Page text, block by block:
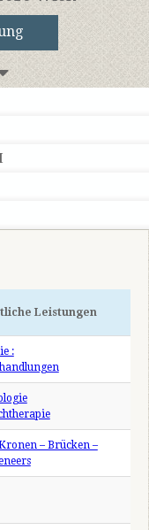
Leistungen
:
– Brücken –